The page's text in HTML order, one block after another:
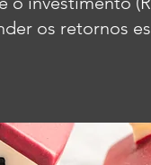
os retornos